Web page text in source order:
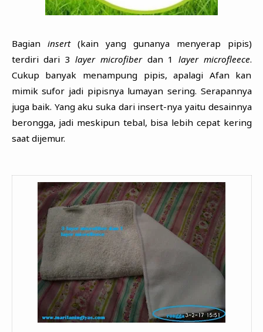
Bagian insert (kain yang gunanya menyerap pipis)
terdiri dari 3layer microfiberdan 1 layer microfleece.
Cukup banyak menampung pipis, apalagi Afan kan
mimik sufor jadi pipisnya lumayan sering. Serapannya
juga baik. Yang aku suka dari insert-nya yaitu desainnya
berongga, jadi meskipun tebal, bisa lebih cepat kering
saat dijemur.